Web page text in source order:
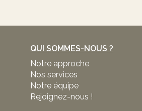
QUI SOMMES-NOUS ?
Notre approche
Nos services
Notre équipe
Rejoignez-nous !